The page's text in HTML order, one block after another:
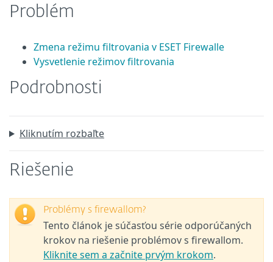
Problém
Zmena režimu filtrovania v ESET Firewalle
Vysvetlenie režimov filtrovania
Podrobnosti
Kliknutím rozbaľte
Riešenie
Problémy s firewallom?
Tento článok je súčasťou série odporúčaných
krokov na riešenie problémov s firewallom.
Kliknite sem a začnite prvým krokom.